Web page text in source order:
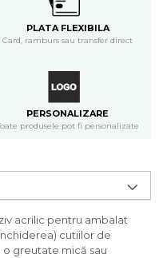
PLATA FLEXIBILA
Card, ramburs sau transfer direct
PERSONALIZARE
produsele pot fi personalizate
acrilic pentru ambalat
cutiilor de
o greutate mică sau